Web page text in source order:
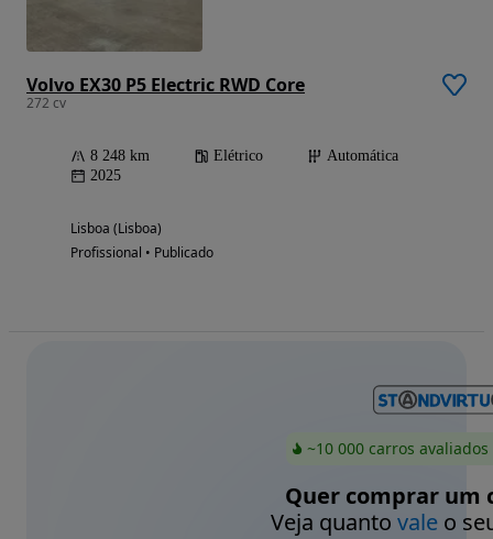
Volvo EX30 P5 Electric RWD Core
272 cv
8 248 km Elétrico
Automática
2025
Lisboa (Lisboa)
Profissional • Publicado
~10 000 carros
Quer comprar um
Veja quanto valeo